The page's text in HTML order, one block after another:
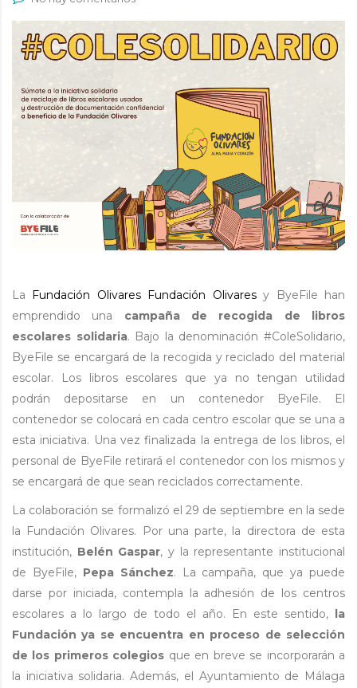
La Fundación Olivares Fundación Olivaresy ByeFile han
emprendido una campaña de recogida de libros
escolares solidaria. Bajo la denominación #ColeSolidario,
ByeFile se encargará de la recogida y reciclado del material
escolar. Los libros escolares que ya no tengan utilidad
podrán depositarse en un contenedor ByeFile. El
contenedor se colocará en cada centro escolar que se una a
esta iniciativa. Una vez finalizada la entrega de los libros, el
personal de ByeFile retirará el contenedor con los mismos y
se encargará de que sean reciclados correctamente.
La colaboración se formalizó el 29 de septiembre en la sede
la Fundación Olivares. Por una parte, la directora de esta
institución, Belén Gaspar, y la representante institucional
de ByeFile, Pepa Sánchez. La campaña, que ya puede
darse por iniciada, contempla la adhesión de los centros
escolares a lo largo de todo el año. En este sentido, la
Fundación ya se encuentra en proceso de selección
de los primeros colegios que en breve se incorporarán a
la iniciativa solidaria. Además, el Ayuntamiento de Málaga